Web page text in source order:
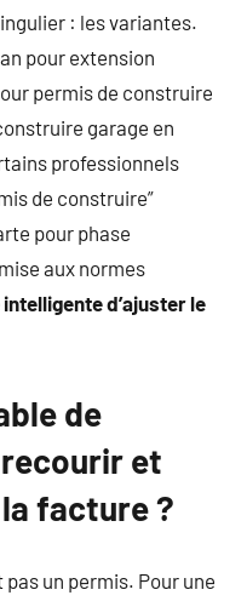
: les variantes.
pour extension
permis de construire
garage en
professionnels
de construire”
pour phase
aux normes
intelligente d’ajuster le
de
et
facture ?
un permis. Pour une